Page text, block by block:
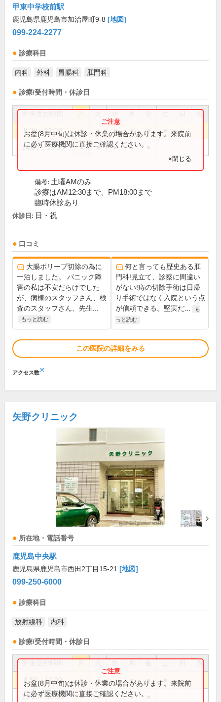
甲東中学校前駅
鹿児島県鹿児島市加治屋町9-8 [地図]
099-224-2277
診療科目
内科 外科 胃腸科 肛門科
診療/受付時間・休診日
祝
8:30～11:30 ● ● ● ● ●
14:00～17:30 ● ● ● ●
お盆(8月中旬)は休診・休業の場合があります。来院前
に必ず医療機関に直接ご確認ください。
×閉じる
備考: 土曜AMのみ
診療はAM12:30まで、PM18:00まで
臨時休診あり
休診日: 日・祝
口コミ
大腸ポリープ切除の為に
一泊しました。 パニック障
害の私は不安だらけでした
が、病棟のスタッフさん、検
査のスタッフさん、先生...
もっと読む
何と言っても歴史ある肛
門科!見立て、診察に間違い
がない!痔の切除手術は日帰
り手術ではなく入院という点
が信頼できる。堅実だ...
も
っと読む
この医院の詳細をみる
アクセス数※
矢野クリニック
所在地・電話番号
鹿児島中央駅
鹿児島県鹿児島市西田2丁目15-21 [地図]
099-250-6000
診療科目
放射線科 内科
診療/受付時間・休診日
祝
8:50～12:00 ● ● ● ●
13:20～17:00 ● ● ●
お盆(8月中旬)は休診・休業の場合があります。来院前
に必ず医療機関に直接ご確認ください。